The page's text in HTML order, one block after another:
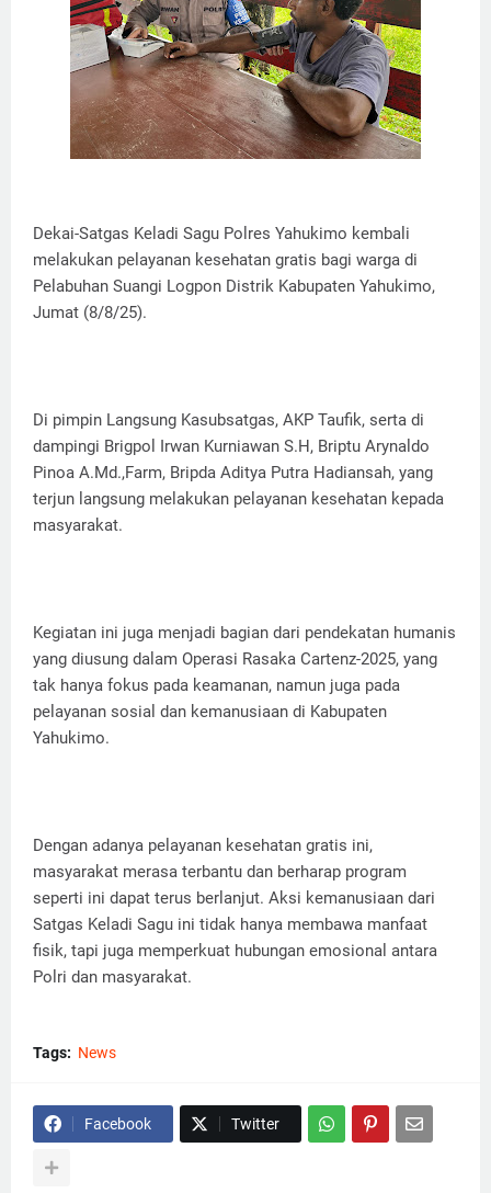
Dekai-Satgas Keladi Sagu Polres Yahukimo kembali
melakukan pelayanan kesehatan gratis bagi warga di
Pelabuhan Suangi Logpon Distrik Kabupaten Yahukimo,
Jumat (8/8/25).
Di pimpin Langsung Kasubsatgas, AKP Taufik, serta di
dampingi Brigpol Irwan Kurniawan S.H, Briptu Arynaldo
Pinoa A.Md.,Farm, Bripda Aditya Putra Hadiansah, yang
terjun langsung melakukan pelayanan kesehatan kepada
masyarakat.
Kegiatan ini juga menjadi bagian dari pendekatan humanis
yang diusung dalam Operasi Rasaka Cartenz-2025, yang
tak hanya fokus pada keamanan, namun juga pada
pelayanan sosial dan kemanusiaan di Kabupaten
Yahukimo.
Dengan adanya pelayanan kesehatan gratis ini,
masyarakat merasa terbantu dan berharap program
seperti ini dapat terus berlanjut. Aksi kemanusiaan dari
Satgas Keladi Sagu ini tidak hanya membawa manfaat
fisik, tapi juga memperkuat hubungan emosional antara
Polri dan masyarakat.
Tags: News
Facebook Twitter